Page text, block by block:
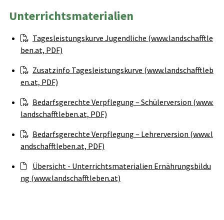
Unterrichtsmaterialien
Tagesleistungskurve Jugendliche (www.landschafftle
ben.at, PDF)
Zusatzinfo Tagesleistungskurve (www.landschafftleb
en.at, PDF)
Bedarfsgerechte Verpflegung – Schülerversion (www.
landschafftleben.at, PDF)
Bedarfsgerechte Verpflegung – Lehrerversion (www.l
andschafftleben.at, PDF)
Übersicht - Unterrichtsmaterialien Ernährungsbildu
ng (www.landschafftleben.at)